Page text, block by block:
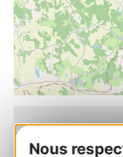
Nous8 rue de